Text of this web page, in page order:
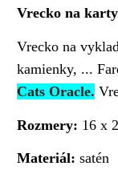
Vrecko na
Vrecko na
kamienky, ...
Cats Oracle.
Rozmery: 16 x
Materiál: satén